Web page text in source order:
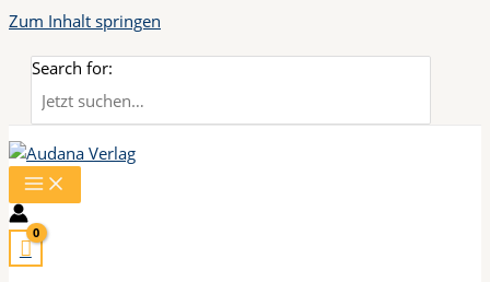
Zum Inhalt springen
Search for: